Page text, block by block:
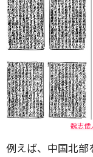
魏志倭
例えば、中国北部